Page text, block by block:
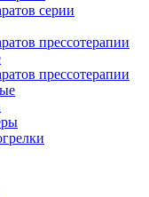
серии
прессотерапии
прессотерапии